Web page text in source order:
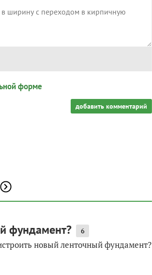
форме
добавить комментарий
фундамент? 6
новый ленточный фундамент?